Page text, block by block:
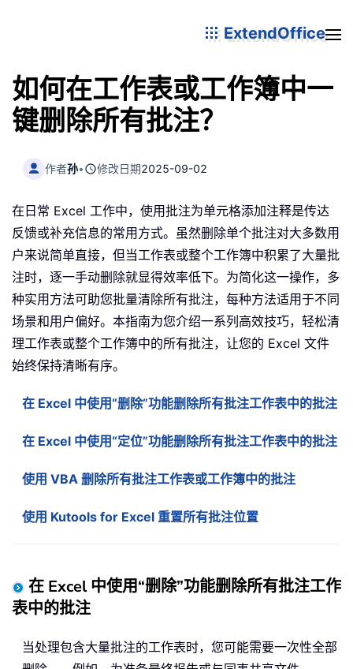
ExtendOffice
如何在工作表或工作簿中一
键删除所有批注？
作者孙• 修改日期2025-09-02
在日常 Excel 工作中，使用批注为单元格添加注释是传达
反馈或补充信息的常用方式。虽然删除单个批注对大多数用
户来说简单直接，但当工作表或整个工作簿中积累了大量批
注时，逐一手动删除就显得效率低下。为简化这一操作，多
种实用方法可助您批量清除所有批注，每种方法适用于不同
场景和用户偏好。本指南为您介绍一系列高效技巧，轻松清
理工作表或整个工作簿中的所有批注，让您的 Excel 文件
始终保持清晰有序。
在 Excel 中使用“删除”功能删除所有批注工作表中的批注
在 Excel 中使用“定位”功能删除所有批注工作表中的批注
使用 VBA 删除所有批注工作表或工作簿中的批注
使用 Kutools for Excel 重置所有批注位置
在 Excel 中使用“删除”功能删除所有批注工作
表中的批注
当处理包含大量批注的工作表时，您可能需要一次性全部